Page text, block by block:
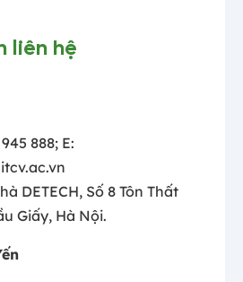
liên hệ
888; E:
DETECH, Số 8 Tôn Thất
Giấy, Hà Nội.